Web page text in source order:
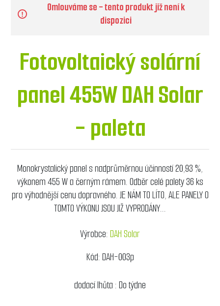
Omlouváme se - tento produkt již není k
dispozici
Fotovoltaický solární
panel 455W DAH Solar
- paleta
Monokrystalický panel s nadprůměrnou účinností 20,93 %,
výkonem 455 W a černým rámem. Odběr celé palety 36 ks
pro výhodnější cenu dopravného. JE NÁM TO LÍTO, ALE PANELY O
TOMTO VÝKONU JSOU JIŽ VYPRODÁNY...
Výrobce:DAH Solar
Kód:DAH-003p
dodací lhůta :Do týdne